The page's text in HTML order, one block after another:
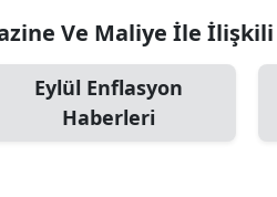
Ve Maliye İle
Eylül Enflasyon
Haberleri